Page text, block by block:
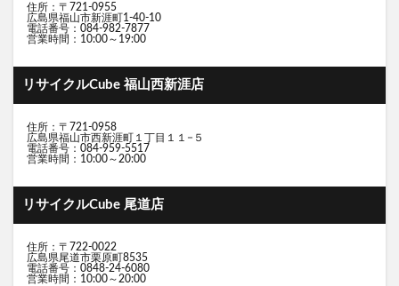
住所：〒721-0955
広島県福山市新涯町1-40-10
電話番号：084-982-7877
営業時間：10:00～19:00
リサイクルCube 福山西新涯店
住所：〒721-0958
広島県福山市西新涯町１丁目１１−５
電話番号：084-959-5517
営業時間：10:00～20:00
リサイクルCube 尾道店
住所：〒722-0022
広島県尾道市栗原町8535
電話番号：0848-24-6080
営業時間：10:00～20:00